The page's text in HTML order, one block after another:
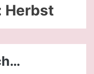
Herbst